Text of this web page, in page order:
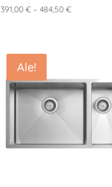
391,00 € – 484,50 €Hintaluokka:
Ale!